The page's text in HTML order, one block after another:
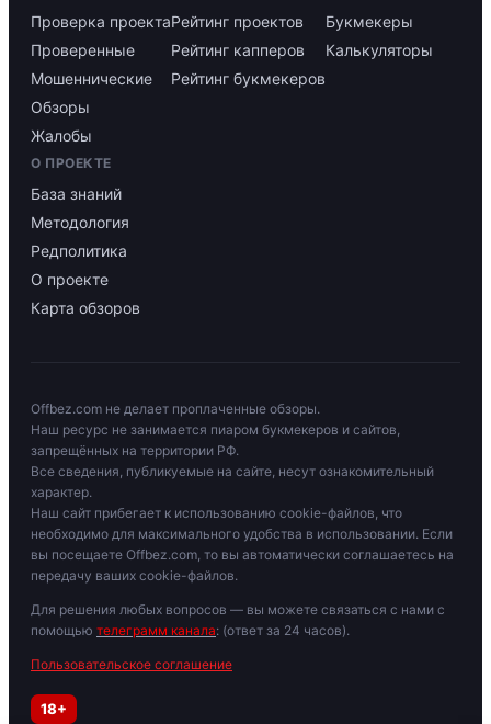
Проверка проекта
Проверенные
Мошеннические
Обзоры
Жалобы
Рейтинг проектов
Рейтинг капперов
Рейтинг букмекеров
Букмекеры
Калькуляторы
О ПРОЕКТЕ
База знаний
Методология
Редполитика
О проекте
Карта обзоров
Offbez.com не делает проплаченные обзоры.
Наш ресурс не занимается пиаром букмекеров и сайтов,
запрещённых на территории РФ.
Все сведения, публикуемые на сайте, несут ознакомительный
характер.
Наш сайт прибегает к использованию cookie-файлов, что
необходимо для максимального удобства в использовании. Если
вы посещаете Offbez.com, то вы автоматически соглашаетесь на
передачу ваших cookie-файлов.
Для решения любых вопросов — вы можете связаться с нами с
помощью телеграмм канала: (ответ за 24 часов).
Пользовательское соглашение
18+